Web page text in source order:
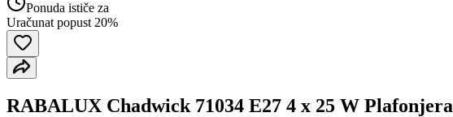
Ponuda ističe za
Uračunat popust 20%
RABALUX Chadwick 71034 E27 4 x 25 W Plafonjera